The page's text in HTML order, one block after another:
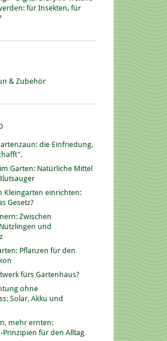
für Insekten, für
& Zubehör
die Einfriedung,
Garten: Natürliche Mittel
Kleingarten einrichten:
Gesetz?
Zwischen
und
Pflanzen für den
fürs Gartenhaus?
ohne
Solar, Akku und
mehr ernten:
Prinzipien für den Alltag